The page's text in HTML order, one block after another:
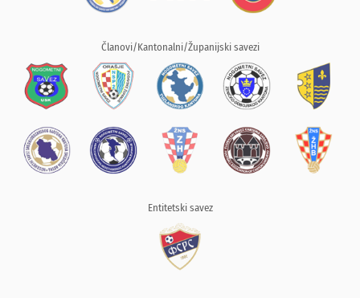
Članovi/Kantonalni/Županijski savezi
Entitetski savez